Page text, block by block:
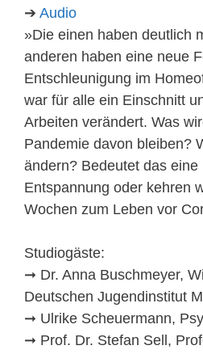
➔ Audio
»Die einen haben deutlich
anderen haben eine neue
Entschleunigung im
war für alle ein Einschnitt
Arbeiten verändert. Was
Pandemie davon bleiben?
ändern? Bedeutet das
Entspannung oder kehren
Wochen zum Leben vor
Studiogäste:
➞ Dr. Anna Buschmeyer,
Deutschen Jugendinstitut
➞ Ulrike Scheuermann,
➞ Prof. Dr. Stefan Sell,